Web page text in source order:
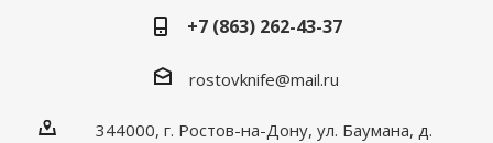
+7 (863) 262-43-37
rostovknife@mail.ru
344000, г. Ростов-на-Дону, ул. Баумана, д.